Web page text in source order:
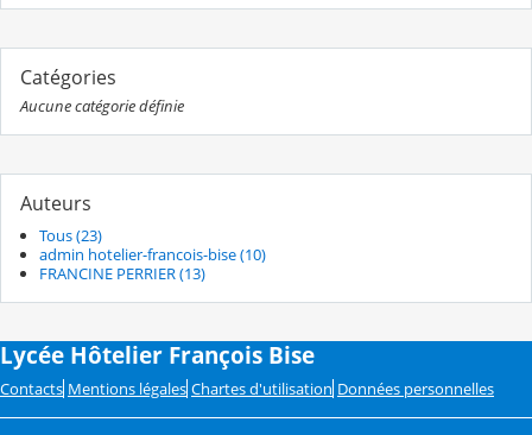
Catégories
Aucune catégorie définie
Auteurs
Tous (23)
admin hotelier-francois-bise (10)
FRANCINE PERRIER (13)
Lycée Hôtelier François Bise
Contacts Mentions légales Chartes d'utilisation Données personnelles